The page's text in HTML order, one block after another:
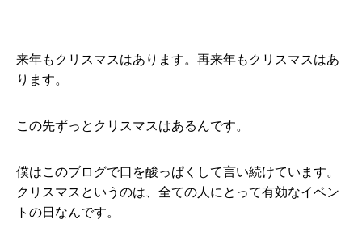
来年もクリスマスはあります。再来年もクリスマスはあ
ります。
この先ずっとクリスマスはあるんです。
僕はこのブログで口を酸っぱくして言い続けています。
クリスマスというのは、全ての人にとって有効なイベン
トの日なんです。